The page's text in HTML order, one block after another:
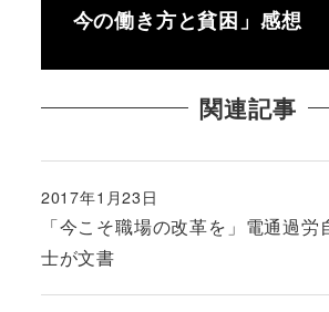
今の働き方と貧困」感想
関連記事
「今こそ職場の改革を」電通過
士が文書
投稿日
2017年1月23日